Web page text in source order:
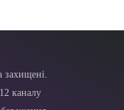
захищені.
каналу